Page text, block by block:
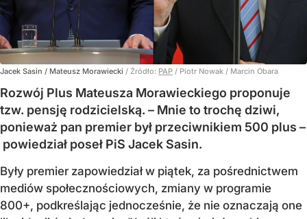
Jacek Sasin / Mateusz Morawiecki / Źródło: PAP / Piotr Nowak / Marcin Obara
Rozwój Plus Mateusza Morawieckiego proponuje
tzw. pensję rodzicielską. – Mnie to trochę dziwi,
ponieważ pan premier był przeciwnikiem 500 plus –
powiedział poseł PiS Jacek Sasin.
Były premier zapowiedział w piątek, za pośrednictwem
mediów społecznościowych, zmiany w programie
800+, podkreślając jednocześnie, że nie oznaczają one